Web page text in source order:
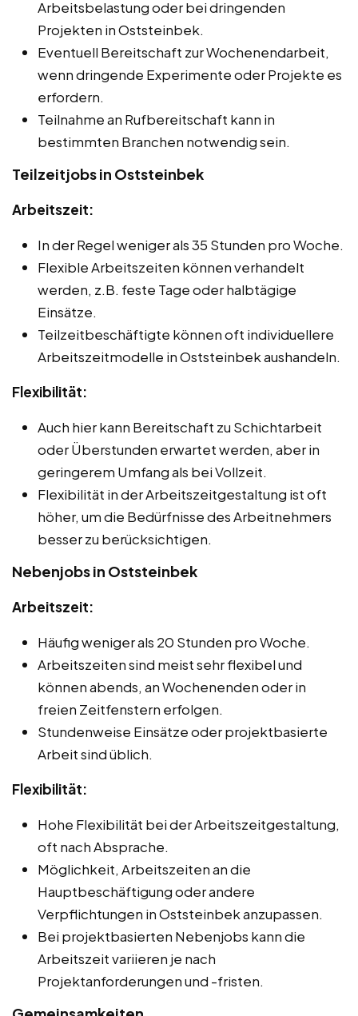
Arbeitsbelastung oder bei dringenden
Projekten in Oststeinbek.
Eventuell Bereitschaft zur Wochenendarbeit,
wenn dringende Experimente oder Projekte es
erfordern.
Teilnahme an Rufbereitschaft kann in
bestimmten Branchen notwendig sein.
Teilzeitjobs in Oststeinbek
Arbeitszeit:
In der Regel weniger als 35 Stunden pro Woche.
Flexible Arbeitszeiten können verhandelt
werden, z.B. feste Tage oder halbtägige
Einsätze.
Teilzeitbeschäftigte können oft individuellere
Arbeitszeitmodelle in Oststeinbek aushandeln.
Flexibilität:
Auch hier kann Bereitschaft zu Schichtarbeit
oder Überstunden erwartet werden, aber in
geringerem Umfang als bei Vollzeit.
Flexibilität in der Arbeitszeitgestaltung ist oft
höher, um die Bedürfnisse des Arbeitnehmers
besser zu berücksichtigen.
Nebenjobs in Oststeinbek
Arbeitszeit:
Häufig weniger als 20 Stunden pro Woche.
Arbeitszeiten sind meist sehr flexibel und
können abends, an Wochenenden oder in
freien Zeitfenstern erfolgen.
Stundenweise Einsätze oder projektbasierte
Arbeit sind üblich.
Flexibilität:
Hohe Flexibilität bei der Arbeitszeitgestaltung,
oft nach Absprache.
Möglichkeit, Arbeitszeiten an die
Hauptbeschäftigung oder andere
Verpflichtungen in Oststeinbek anzupassen.
Bei projektbasierten Nebenjobs kann die
Arbeitszeit variieren je nach
Projektanforderungen und -fristen.